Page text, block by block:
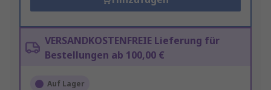
VERSANDKOSTENFREIE Lieferung für
Bestellungen ab 100,00 €
Auf Lager